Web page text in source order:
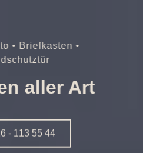
• Briefkasten •
aller Art
- 113 55 44